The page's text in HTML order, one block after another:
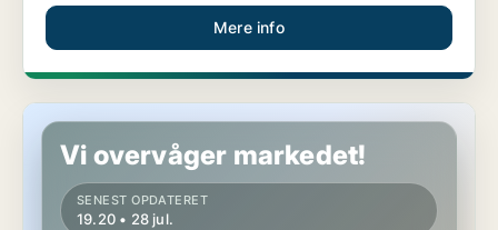
Mere info
Butik i Odense M
Vi overvåger markedet!
SENEST OPDATERET
19.20 • 28 jul.